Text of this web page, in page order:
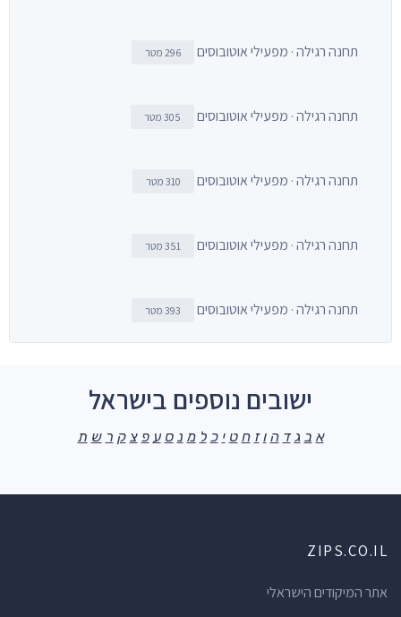
תחנה רגילה · מפעילי אוטובוסים 296 מטר
תחנה רגילה · מפעילי אוטובוסים 305 מטר
תחנה רגילה · מפעילי אוטובוסים 310 מטר
תחנה רגילה · מפעילי אוטובוסים 351 מטר
תחנה רגילה · מפעילי אוטובוסים 393 מטר
ישובים נוספים בישראל
א ב ג ד ה ו ז ח ט י כ ל מ נ ס ע פ צ ק ר ש ת
ZIPS.CO.IL
אתר המיקודים הישראלי